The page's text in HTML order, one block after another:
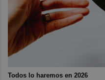
Todos lo haremos en 2026